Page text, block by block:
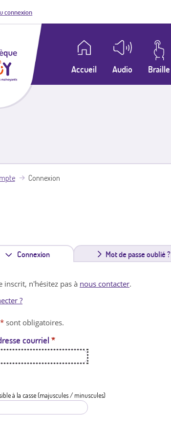
connexion
Accueil Audio Braille
Connexion
Connexion
n
l
e
Mot de passe oublié ?
inscrit, n'hésitez pas à nous contacter.
?
* sont obligatoires.
courriel *
à la casse (majuscules / minuscules)